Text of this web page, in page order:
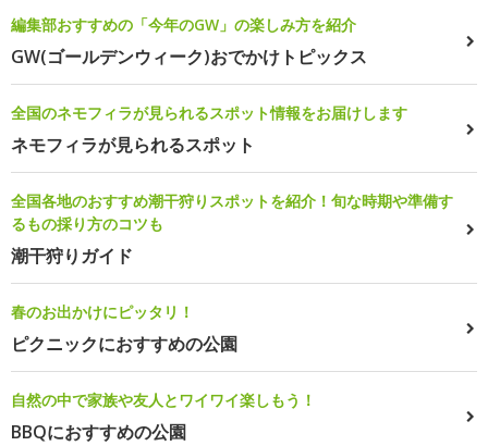
編集部おすすめの「今年のGW」の楽しみ方を紹介
GW(ゴールデンウィーク)おでかけトピックス
全国のネモフィラが見られるスポット情報をお届けします
ネモフィラが見られるスポット
全国各地のおすすめ潮干狩りスポットを紹介！旬な時期や準備す
るもの採り方のコツも
潮干狩りガイド
春のお出かけにピッタリ！
ピクニックにおすすめの公園
自然の中で家族や友人とワイワイ楽しもう！
BBQにおすすめの公園